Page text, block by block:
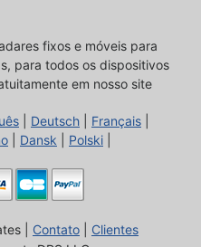
fixos e móveis para
para todos os dispositivos
em nosso site
Deutsch Français
Dansk Polski
| Contato
Clientes